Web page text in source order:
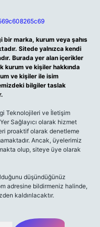
marka, kurum veya şahıs
Sitede yalnızca kendi
Burada yer alan içerikler
kurum ve kişiler hakkında
ve kişiler ile isim
bilgiler taslak
Teknolojileri ve İletişim
Sağlayıcı olarak hizmet
proaktif olarak denetleme
Ancak, üyelerimiz
olup, siteye üye olarak
düşündüğünüz
adresine bildirmeniz halinde,
kaldırılacaktır.